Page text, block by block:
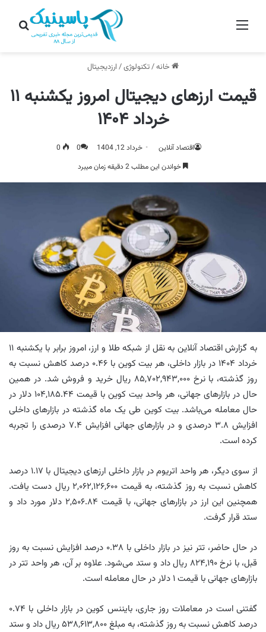
منو
خانه/تکنولوژی/ ارزدیجیتال
قیمت ارز‌های دیجیتال امروز یکشنبه ۱۱
خرداد ۱۴۰۴
اقتصاد آنلاین خرداد 12, 1404 0
خواندن این مطلب 2 دقیقه زمان میبرد
به گزارش اقتصاد آنلاین به نقل از شبکه طلا و ارز، امروز برابر با یکشنبه ۱۱
خرداد ۱۴۰۴ در بازار داخلی، هر بیت کوین با ۰.۴۶ درصد کاهش نسبت به
روز گذشته، با نرخ ۸۵,۷۰۲,۹۴۳,۰۰۰ ریال خرید و فروش شد. در همین
حال در بازار‌های جهانی، هر واحد بیت کوین با قیمت ۱۰۴,۱۸۵.۴۴ دلار در
حال معامله می‌باشد. بیت کوین طی یک ماه گذشته در بازار‌های داخلی
افزایش ۳.۸ درصدی و در بازار‌های جهانی افزایش ۷.۴ درصدی را تجربه
کرده است.
از سوی دیگر، هر واحد اتریوم در بازار داخلی ارز‌های دیجیتال با ۱.۱۷ درصد
کاهش نسبت به روز گذشته، به قیمت ۲,۰۶۲,۱۲۶,۶۰۰ ریال دست یافت.
همچنین این ارز در بازار‌های جهانی، با قیمت ۲,۵۰۶.۸۴ دلار مورد داد و
ستد قرار گرفت.
در حال حاضر، تتر نیز در بازار داخلی با ۰.۳۸ درصد افزایش نسبت به روز
قبل، با نرخ ۸۲۴,۱۹۰ ریال داد و ستد می‌شود. علاوه بر آن، هر واحد تتر در
بازار‌های جهانی با قیمت ۱ دلار در حال معامله است.
گفتنی است در معاملات روز جاری، بایننس کوین در بازار داخلی با ۰.۷۴
درصد کاهش نسبت به روز گذشته، به مبلغ ۵۳۸,۶۱۳,۸۰۰ ریال داد و ستد